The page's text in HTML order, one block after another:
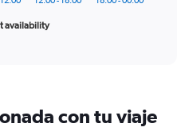
availability
con tu viaje